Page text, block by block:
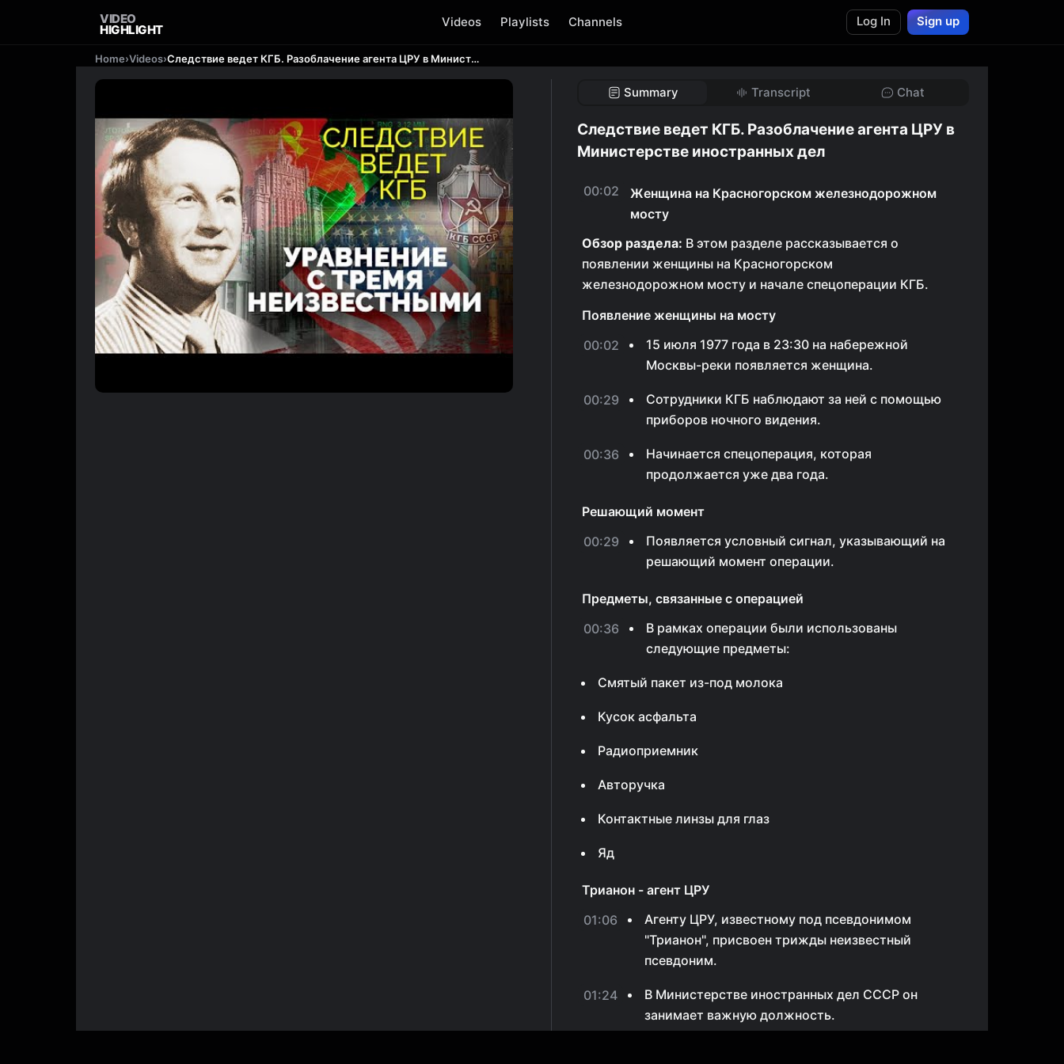
VIDEO
HIGHLIGHT
Videos Playlists Channels Log In Sign up
Home›Videos› Следствие ведет КГБ. Разоблачение агента ЦРУ в Министерстве иностранных дел
Summary Transcript Chat
Следствие ведет КГБ. Разоблачение агента ЦРУ в
Министерстве иностранных дел
00:02
Женщина на Красногорском железнодорожном
мосту
Обзор раздела: В этом разделе рассказывается о
появлении женщины на Красногорском
железнодорожном мосту и начале спецоперации КГБ.
Появление женщины на мосту
00:02
15 июля 1977 года в 23:30 на набережной
Москвы-реки появляется женщина.
00:29
Сотрудники КГБ наблюдают за ней с помощью
приборов ночного видения.
00:36
Начинается спецоперация, которая
продолжается уже два года.
Решающий момент
00:29
Появляется условный сигнал, указывающий на
решающий момент операции.
Предметы, связанные с операцией
00:36
В рамках операции были использованы
следующие предметы:
Смятый пакет из-под молока
Кусок асфальта
Радиоприемник
Авторучка
Контактные линзы для глаз
Яд
Трианон - агент ЦРУ
01:06
Агенту ЦРУ, известному под псевдонимом
"Трианон", присвоен трижды неизвестный
псевдоним.
01:24
В Министерстве иностранных дел СССР он
занимает важную должность.